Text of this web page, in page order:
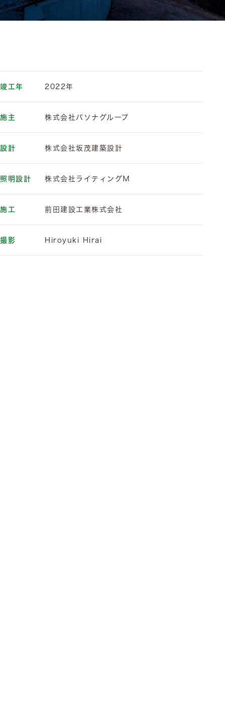
竣工年 2022年
施主 株式会社パソナグループ
設計 株式会社坂茂建築設計
照明設計 株式会社ライティングМ
施工 前田建設工業株式会社
撮影 Hiroyuki Hirai